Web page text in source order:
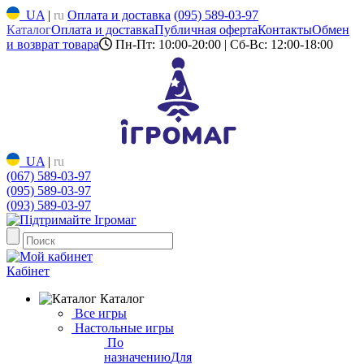
UA | ru Оплата и доставка (095) 589-03-97
КаталогОплата и доставкаПубличная офертаКонтактыОбмен
и возврат товара
Пн-Пт: 10:00-20:00 | Сб-Вс: 12:00-18:00
UA | ru
(067) 589-03-97
(095) 589-03-97
(093) 589-03-97
Кабінет
Каталог
Все игры
Настольные игры
По
назначениюДля